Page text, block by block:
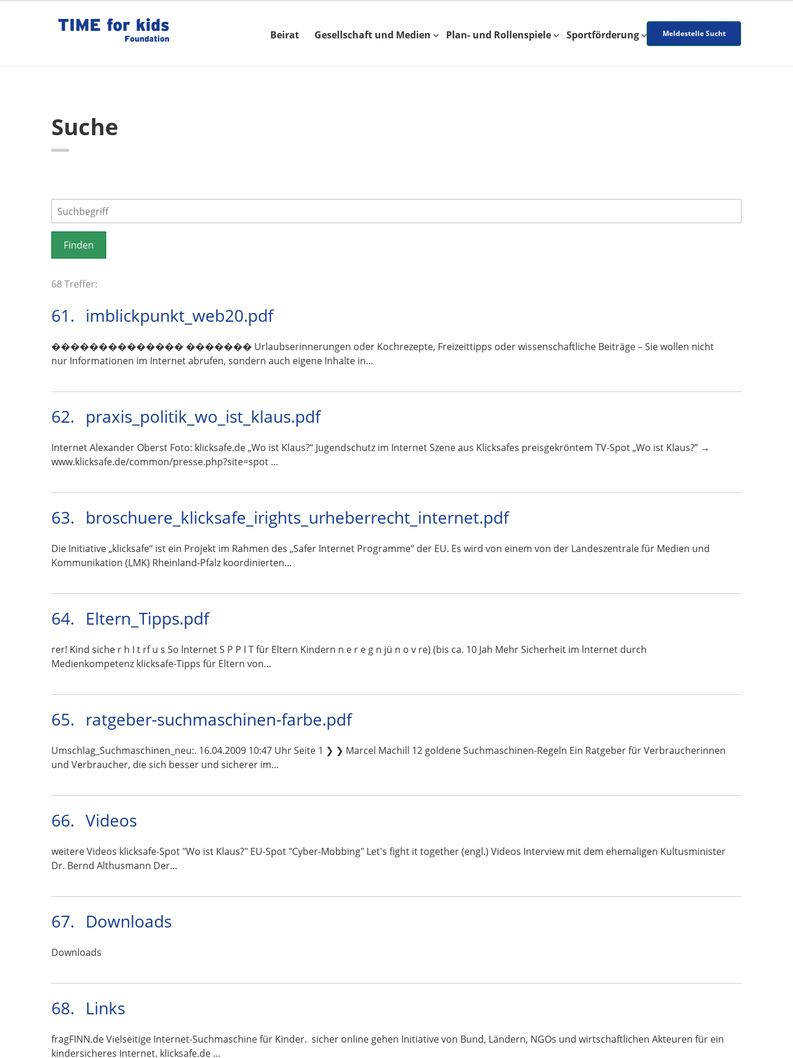
Beirat Gesellschaft und Medien Plan- und Rollenspiele Sportförderung Meldestelle Sucht
Suche
68 Treffer:
61. imblickpunkt_web20.pdf
�������������� ������� Urlaubserinnerungen oder Kochrezepte, Freizeittipps oder wissenschaftliche Beiträge – Sie wollen nicht
nur Informationen im Internet abrufen, sondern auch eigene Inhalte in…
62. praxis_politik_wo_ist_klaus.pdf
Internet Alexander Oberst Foto: klicksafe.de „Wo ist Klaus?“ Jugendschutz im Internet Szene aus Klicksafes preisgekröntem TV-Spot „Wo ist Klaus?” →
www.klicksafe.de/common/presse.php?site=spot …
63. broschuere_klicksafe_irights_urheberrecht_internet.pdf
Die Initiative „klicksafe“ ist ein Projekt im Rahmen des „Safer Internet Programme“ der EU. Es wird von einem von der Landeszentrale für Medien und
Kommunikation (LMK) Rheinland-Pfalz koordinierten…
64. Eltern_Tipps.pdf
rer! Kind siche r h I t rf u s So lnternet S P P I T für Eltern Kindern n e r e g n jü n o v re) (bis ca. 10 Jah Mehr Sicherheit im lnternet durch
Medienkompetenz klicksafe-Tipps für Eltern von…
65. ratgeber-suchmaschinen-farbe.pdf
Umschlag_Suchmaschinen_neu:. 16.04.2009 10:47 Uhr Seite 1 ❯ ❯ Marcel Machill 12 goldene Suchmaschinen-Regeln Ein Ratgeber für Verbraucherinnen
und Verbraucher, die sich besser und sicherer im…
66. Videos
weitere Videos klicksafe-Spot "Wo ist Klaus?" EU-Spot "Cyber-Mobbing" Let's fight it together (engl.) Videos Interview mit dem ehemaligen Kultusminister
Dr. Bernd Althusmann Der…
67. Downloads
Downloads
68. Links
fragFINN.de Vielseitige Internet-Suchmaschine für Kinder. sicher online gehen Initiative von Bund, Ländern, NGOs und wirtschaftlichen Akteuren für ein
kindersicheres Internet. klicksafe.de …